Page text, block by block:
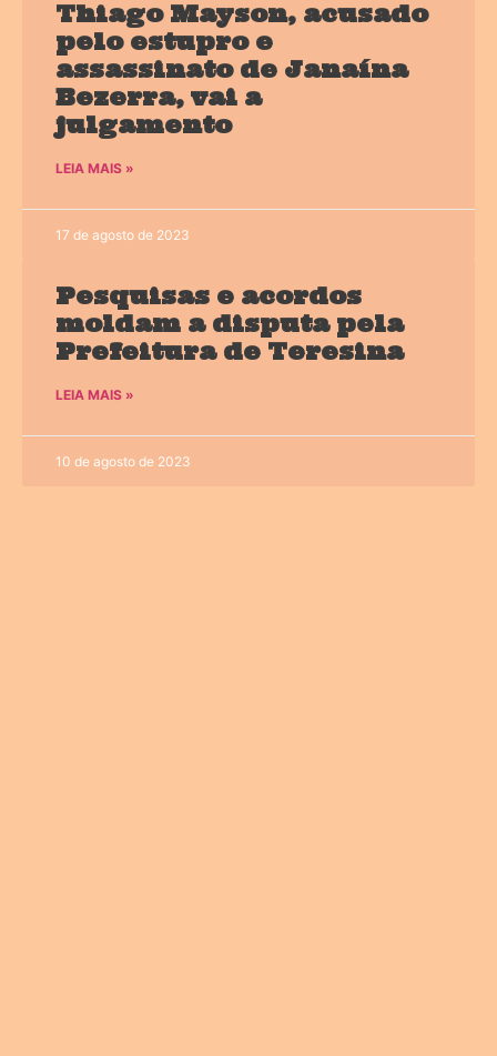
Thiago Mayson, acusado
pelo estupro e
assassinato de Janaína
Bezerra, vai a
julgamento
LEIA MAIS »
17 de agosto de 2023
Pesquisas e acordos
moldam a disputa pela
Prefeitura de Teresina
LEIA MAIS »
10 de agosto de 2023